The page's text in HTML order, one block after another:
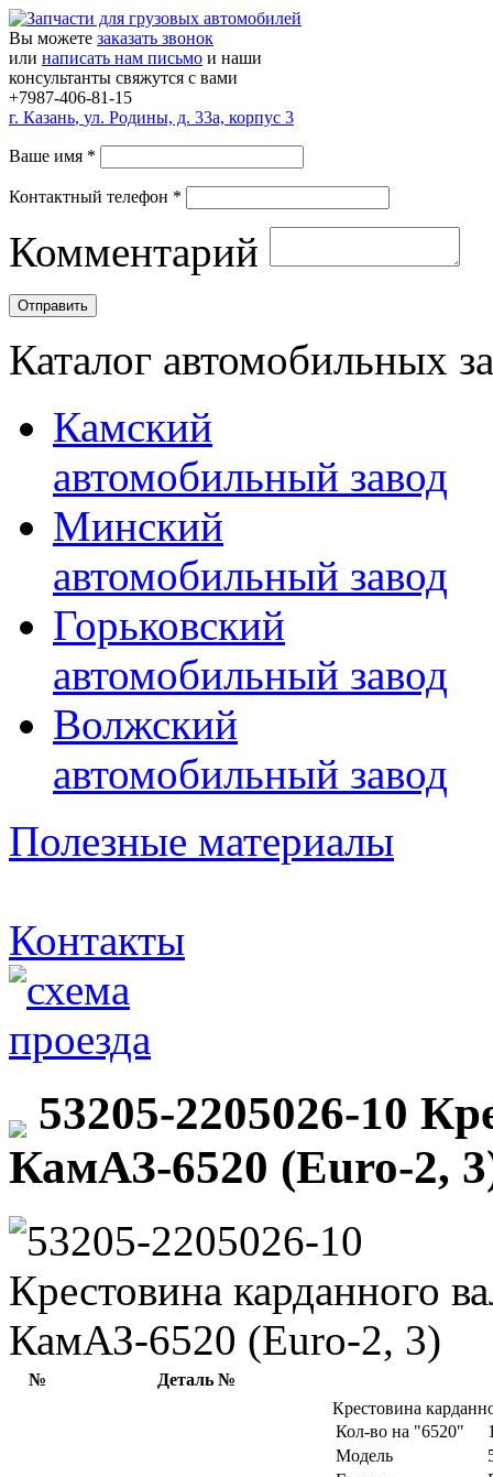
Вы можете заказать звонок
или написать нам письмо и наши
консультанты свяжутся с вами
+7987-406-81-15
г. Казань, ул. Родины, д. 33а, корпус 3
Ваше имя *
Контактный телефон *
Комментарий
Каталог автомобильных
Камский
автомобильный завод
Минский
автомобильный завод
Горьковский
автомобильный завод
Волжский
автомобильный завод
Полезные материалы
Контакты
53205-2205026-10
КамАЗ-6520 (Euro-2,
№ Деталь №
Крестовина
Кол-во на "6520"
Модель